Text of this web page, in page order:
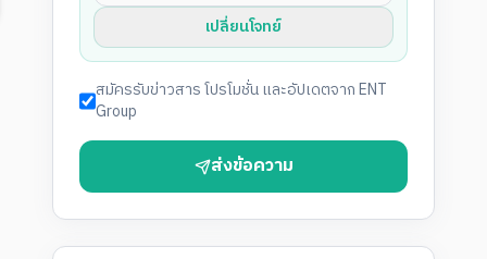
เปลี่ยนโจทย์
สมัครรับข่าวสาร โปรโมชั่น และอัปเดตจาก ENT
Group
ส่งข้อความ